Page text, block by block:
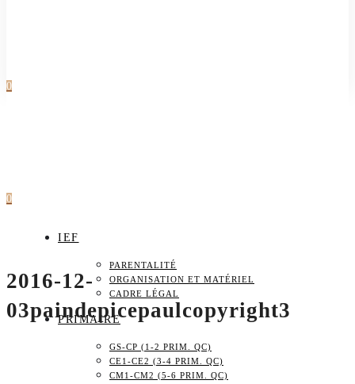
0
0
IEF
PARENTALITÉ
ORGANISATION ET MATÉRIEL
CADRE LÉGAL
PRIMAIRE
GS-CP (1-2 PRIM. QC)
CE1-CE2 (3-4 PRIM. QC)
CM1-CM2 (5-6 PRIM. QC)
2016-12-
03paindepicepaulcopyright3